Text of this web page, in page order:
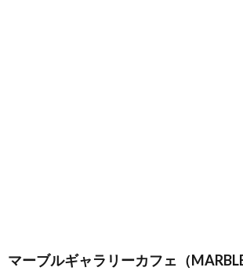
マーブルギャラリーカフェ（